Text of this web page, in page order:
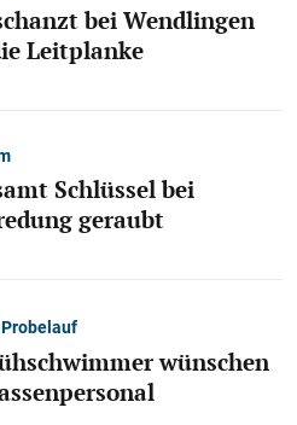
bei Wendlingen
Leitplanke
Schlüssel bei
geraubt
Probelauf
wünschen